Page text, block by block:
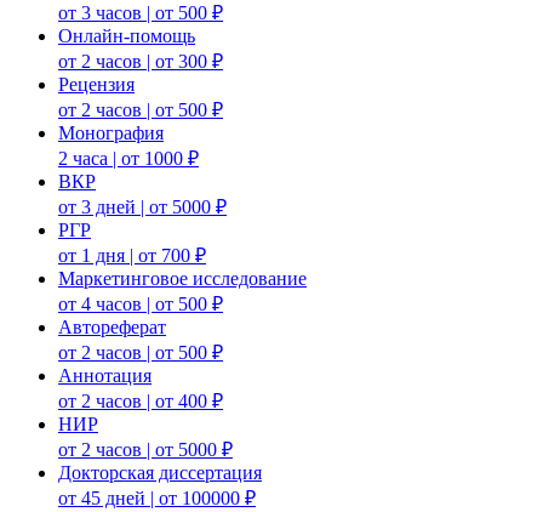
от 3 часов | от 500 ₽
Онлайн-помощь
от 2 часов | от 300 ₽
Рецензия
от 2 часов | от 500 ₽
Монография
2 часа | от 1000 ₽
ВКР
от 3 дней | от 5000 ₽
РГР
от 1 дня | от 700 ₽
Маркетинговое исследование
от 4 часов | от 500 ₽
Автореферат
от 2 часов | от 500 ₽
Аннотация
от 2 часов | от 400 ₽
НИР
от 2 часов | от 5000 ₽
Докторская диссертация
от 45 дней | от 100000 ₽